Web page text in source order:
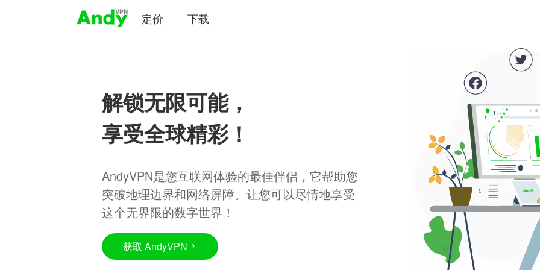
定价 下载
解锁无限可能，
享受全球精彩！
AndyVPN是您互联网体验的最佳伴侣，它帮助您
突破地理边界和网络屏障。让您可以尽情地享受
这个无界限的数字世界！
获取 AndyVPN